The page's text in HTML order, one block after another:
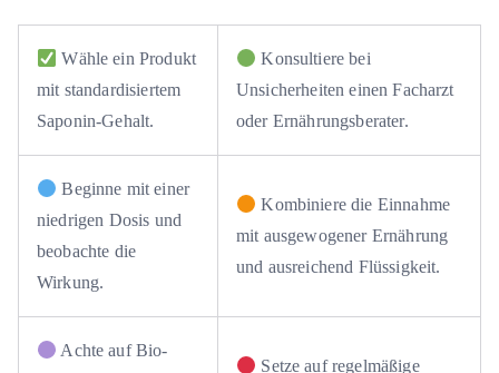
Wähle ein Produkt
mit standardisiertem
Saponin-Gehalt.
Konsultiere bei
Unsicherheiten einen Facharzt
oder Ernährungsberater.
Beginne mit einer
niedrigen Dosis und
beobachte die
Wirkung.
Kombiniere die Einnahme
mit ausgewogener Ernährung
und ausreichend Flüssigkeit.
Achte auf Bio-
Setze auf regelmäßige